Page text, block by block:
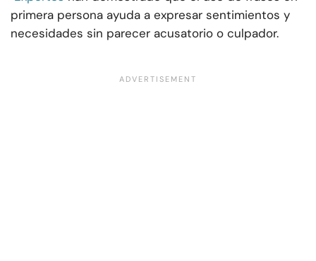
primera persona ayuda a expresar sentimientos y
necesidades sin parecer acusatorio o culpador.